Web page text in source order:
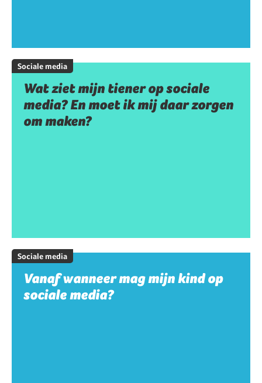
Sociale media
Wat ziet mijn tiener op sociale
media? En moet ik mij daar zorgen
om maken?
Sociale media
Vanaf wanneer mag mijn kind op
sociale media?